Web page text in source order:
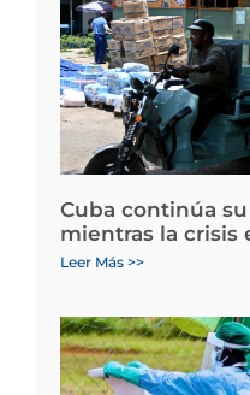
Cuba continúa
mientras la crisis
Leer Más >>